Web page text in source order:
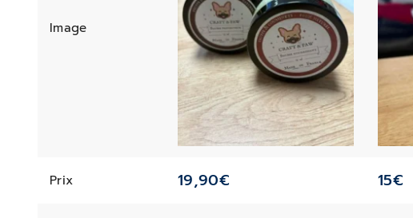
Image
Prix 19,90€ 15€